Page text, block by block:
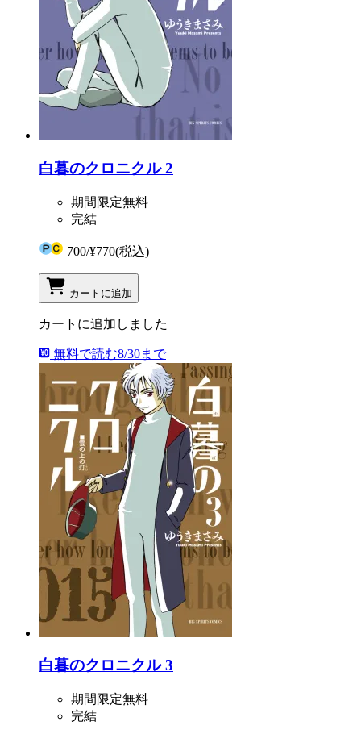
白暮のクロニクル 2
期間限定無料
完結
700/¥770(税込)
カートに追加
カートに追加しました
無料で読む8/30まで
白暮のクロニクル 3
期間限定無料
完結